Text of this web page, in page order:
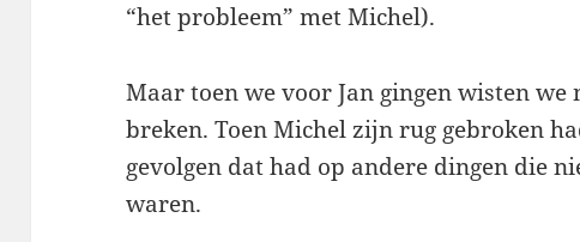
“het probleem” met Michel).
Maar toen we voor Jan gingen wisten
breken. Toen Michel zijn rug gebroken
gevolgen dat had op andere dingen die
waren.